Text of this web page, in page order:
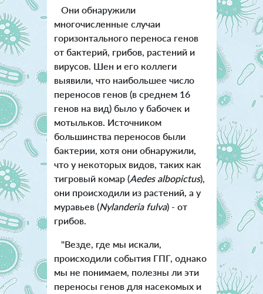
Они обнаружили
многочисленные случаи
горизонтального переноса генов
от бактерий, грибов, растений и
вирусов. Шен и его коллеги
выявили, что наибольшее число
переносов генов (в среднем 16
генов на вид) было у бабочек и
мотыльков. Источником
большинства переносов были
бактерии, хотя они обнаружили,
что у некоторых видов, таких как
тигровый комар (Aedes albopictus),
они происходили из растений, а у
муравьев (Nylanderia fulva) - от
грибов.
"Везде, где мы искали,
происходили события ГПГ, однако
мы не понимаем, полезны ли эти
переносы генов для насекомых и